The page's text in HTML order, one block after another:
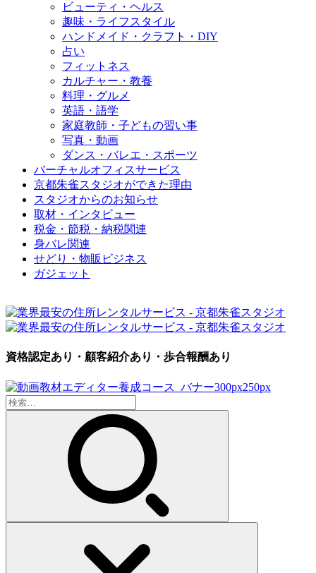
ビューティ・ヘルス
趣味・ライフスタイル
ハンドメイド・クラフト・DIY
占い
フィットネス
カルチャー・教養
料理・グルメ
英語・語学
家庭教師・子どもの習い事
写真・動画
ダンス・バレエ・スポーツ
バーチャルオフィスサービス
京都朱雀スタジオができた理由
スタジオからのお知らせ
取材・インタビュー
税金・節税・納税関連
身バレ関連
せどり・物販ビジネス
ガジェット
資格認定あり・顧客紹介あり・歩合報酬あり
検
索: